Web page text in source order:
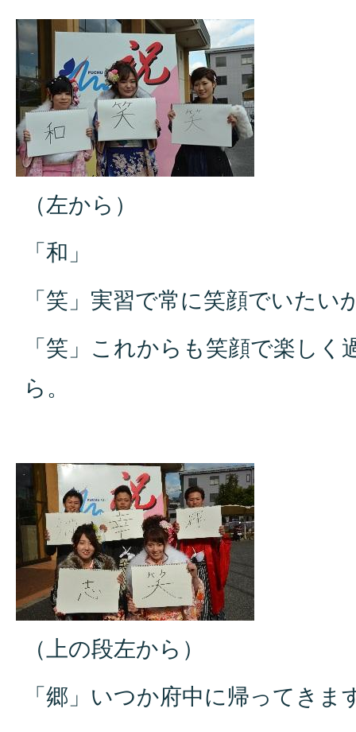
（左から）
「和」
「笑」実習で常に笑顔でいたい
「笑」これからも笑顔で楽し
ら。
（上の段左から）
「郷」いつか府中に帰ってきま